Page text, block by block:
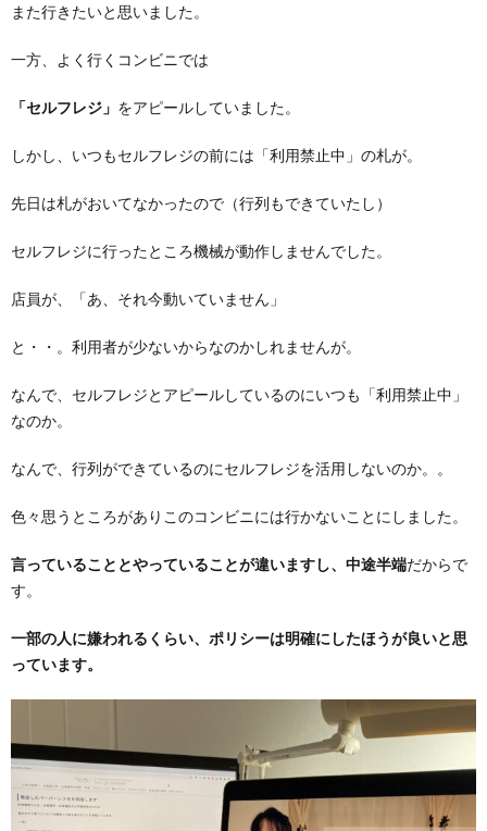
また行きたいと思いました。
一方、よく行くコンビニでは
「セルフレジ」 をアピールしていました。
しかし、いつもセルフレジの前には「利用禁止中」の札が。
先日は札がおいてなかったので（行列もできていたし）
セルフレジに行ったところ機械が動作しませんでした。
店員が、「あ、それ今動いていません」
と・・。利用者が少ないからなのかしれませんが。
なんで、セルフレジとアピールしているのにいつも「利用禁止中」
なのか。
なんで、行列ができているのにセルフレジを活用しないのか。。
色々思うところがありこのコンビニには行かないことにしました。
言っていることとやっていることが違いますし、 中途半端だからで
す。
一部の人に嫌われるくらい、ポリシーは明確にしたほうが良いと思
っています。